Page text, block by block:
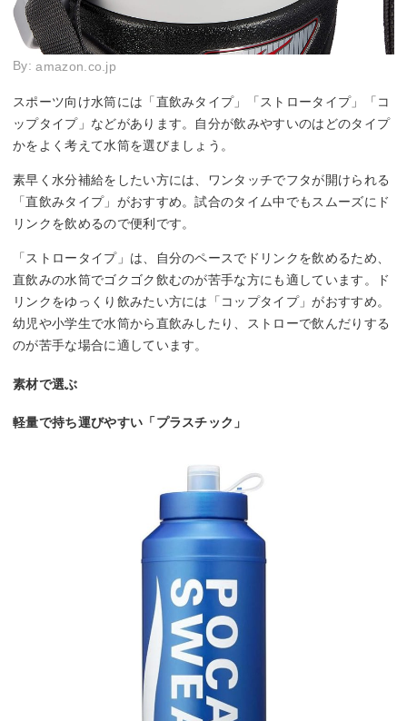
By:amazon.co.jp
スポーツ向け水筒には「直飲みタイプ」「ストロータイプ」「コ
ップタイプ」などがあります。自分が飲みやすいのはどのタイプ
かをよく考えて水筒を選びましょう。
素早く水分補給をしたい方には、ワンタッチでフタが開けられる
「直飲みタイプ」がおすすめ。試合のタイム中でもスムーズにド
リンクを飲めるので便利です。
「ストロータイプ」は、自分のペースでドリンクを飲めるため、
直飲みの水筒でゴクゴク飲むのが苦手な方にも適しています。ド
リンクをゆっくり飲みたい方には「コップタイプ」がおすすめ。
幼児や小学生で水筒から直飲みしたり、ストローで飲んだりする
のが苦手な場合に適しています。
素材で選ぶ
軽量で持ち運びやすい「プラスチック」